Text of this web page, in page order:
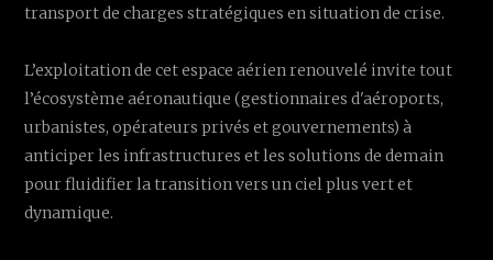
transport de charges stratégiques en situation de crise.
L’exploitation de cet espace aérien renouvelé invite tout
l’écosystème aéronautique (gestionnaires d'aéroports,
urbanistes, opérateurs privés et gouvernements) à
anticiper les infrastructures et les solutions de demain
pour fluidifier la transition vers un ciel plus vert et
dynamique.